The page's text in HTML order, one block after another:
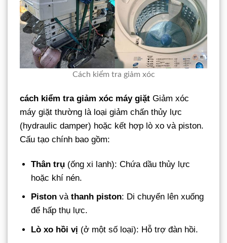
Cách kiểm tra giảm xóc
cách kiểm tra giảm xóc máy giặt Giảm xóc
máy giặt thường là loại giảm chấn thủy lực
(hydraulic damper) hoặc kết hợp lò xo và piston.
Cấu tạo chính bao gồm:
Thân trụ (ống xi lanh): Chứa dầu thủy lực
hoặc khí nén.
Piston vàthanh piston: Di chuyển lên xuống
để hấp thụ lực.
Lò xo hồi vị (ở một số loại): Hỗ trợ đàn hồi.